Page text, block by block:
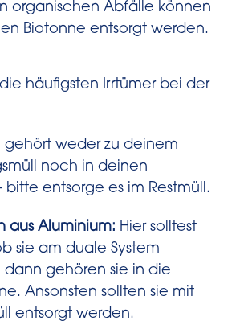
organischen Abfälle können
Biotonne entsorgt werden.
häufigsten Irrtümer bei der
gehört weder zu deinem
noch in deinen
bitte entsorge es im Restmüll.
aus Aluminium: Hier solltest
sie am duale System
gehören sie in die
Ansonsten sollten sie mit
entsorgt werden.